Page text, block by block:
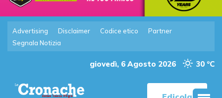
Advertising Disclaimer Codice etico
Partner
Segnala Notizia
giovedì, 6 Agosto 2026 30 °C